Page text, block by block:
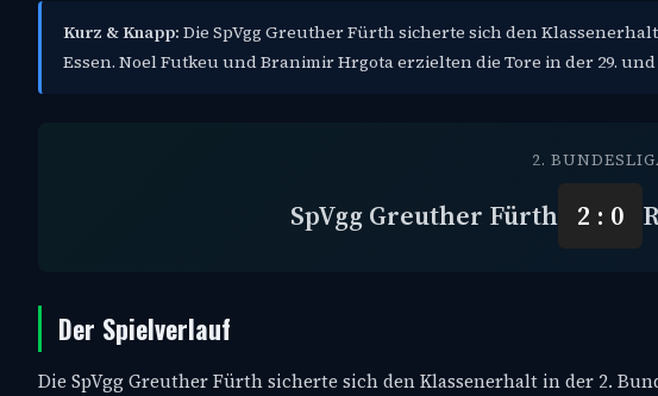
Kurz & Knapp: Die SpVgg Greuther Fürth sicherte sich den
Essen. Noel Futkeu und Branimir Hrgota erzielten die Tore in der 29. und
2.
SpVgg Greuther Fürth 2 : 0
Der Spielverlauf
Die SpVgg Greuther Fürth sicherte sich den Klassenerhalt in der 2.